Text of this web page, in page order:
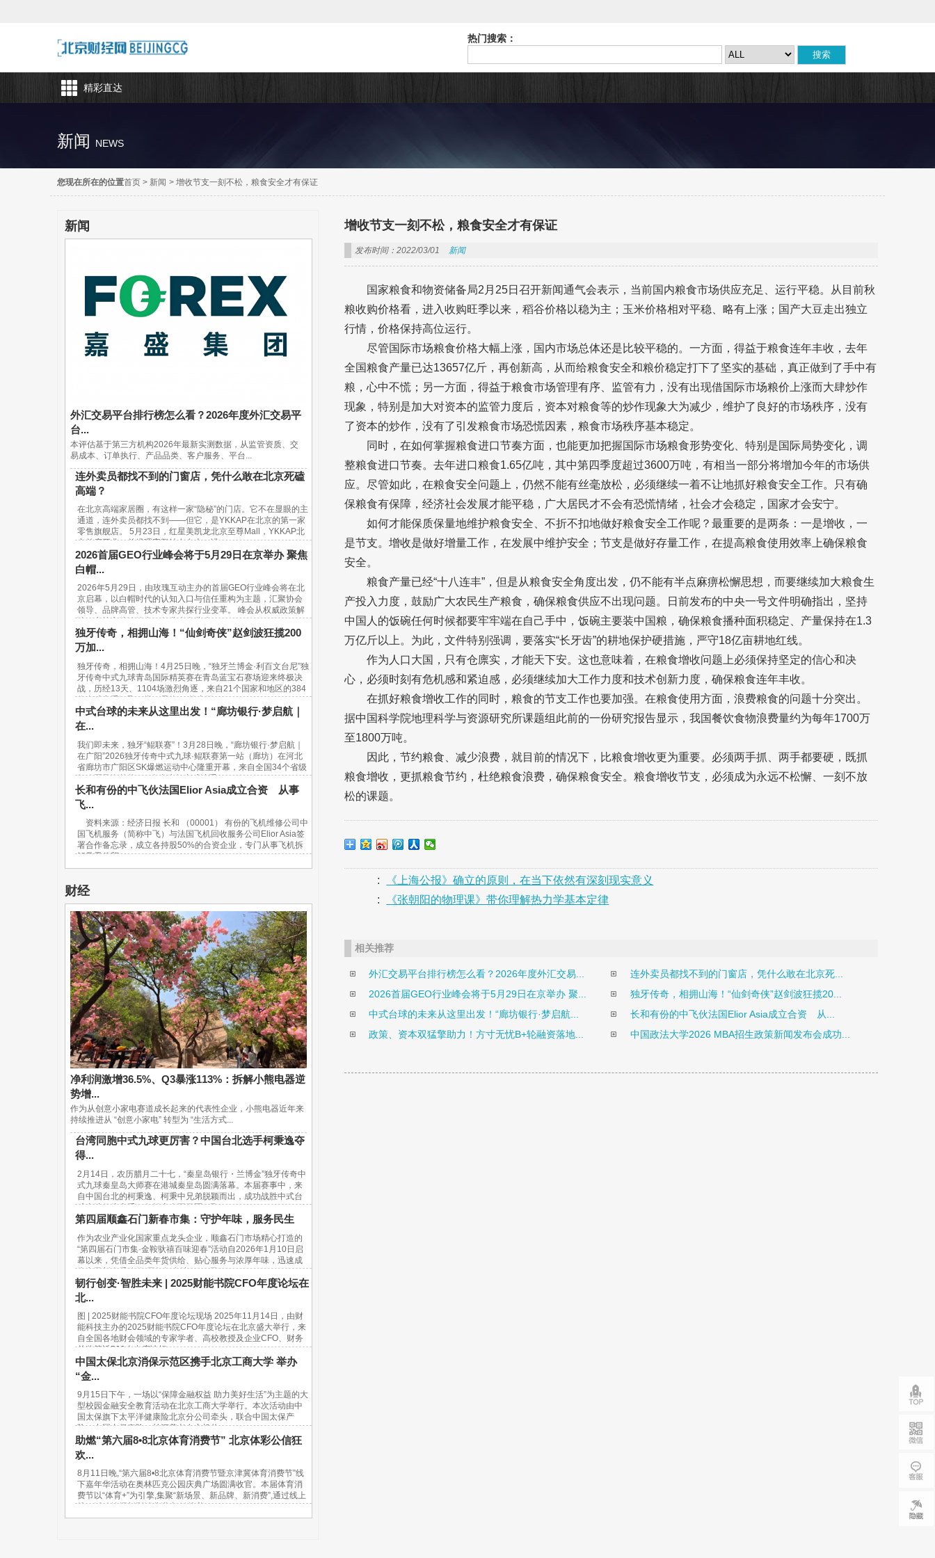
热门搜索：
精彩直达
新闻 NEWS
您现在所在的位置首页 > 新闻 > 增收节支一刻不松，粮食安全才有保证
新闻
外汇交易平台排行榜怎么看？2026年度外汇交易平
台...
本评估基于第三方机构2026年最新实测数据，从监管资质、交
易成本、订单执行、产品品类、客户服务、平台...
连外卖员都找不到的门窗店，凭什么敢在北京死磕
高端？
在北京高端家居圈，有这样一家“隐秘”的门店。它不在显眼的主
通道，连外卖员都找不到——但它，是YKKAP在北京的第一家
零售旗舰店。 5月23日，红星美凯龙北京至尊Mall，YKKAP北
京首店开业。总经理宋鹏站在台上，讲...
2026首届GEO行业峰会将于5月29日在京举办 聚焦
白帽...
2026年5月29日，由玫瑰互动主办的首届GEO行业峰会将在北
京启幕，以白帽时代的认知入口与信任重构为主题，汇聚协会
领导、品牌高管、技术专家共探行业变革。 峰会从权威政策解
读、实战方法论输出、行业生态共建...
独牙传奇，相拥山海！“仙剑奇侠”赵剑波狂揽200
万加...
独牙传奇，相拥山海！4月25日晚，“独牙兰博金·利百文台尼”独
牙传奇中式九球青岛国际精英赛在青岛蓝宝石赛场迎来终极决
战，历经13天、1104场激烈角逐，来自21个国家和地区的384
位台球高手汇聚一堂，最终，“软塞王...
中式台球的未来从这里出发！“廊坊银行·梦启航｜
在...
我们即未来，独牙“鲲联赛”！3月28日晚，“廊坊银行·梦启航｜
在广阳”2026独牙传奇中式九球·鲲联赛第一站（廊坊）在河北
省廊坊市广阳区SK爆燃运动中心隆重开幕，来自全国34个省级
行政区及海外的940名青少年台球选手...
长和有份的中飞伙法国Elior Asia成立合资 从事
飞...
资料来源：经济日报 长和 （00001） 有份的飞机维修公司中
国飞机服务（简称中飞）与法国飞机回收服务公司Elior Asia签
署合作备忘录，成立各持股50%的合资企业，专门从事飞机拆
解及零件贸...
财经
净利润激增36.5%、Q3暴涨113%：拆解小熊电器逆
势增...
作为从创意小家电赛道成长起来的代表性企业，小熊电器近年来
持续推进从 “创意小家电” 转型为 “生活方式...
台湾同胞中式九球更厉害？中国台北选手柯秉逸夺
得...
2月14日，农历腊月二十七，“秦皇岛银行・兰博金”独牙传奇中
式九球秦皇岛大师赛在港城秦皇岛圆满落幕。本届赛事中，来
自中国台北的柯秉逸、柯秉中兄弟脱颖而出，成功战胜中式台
球内地传统高手，包揽赛事冠亚军，取...
第四届顺鑫石门新春市集：守护年味，服务民生
作为农业产业化国家重点龙头企业，顺鑫石门市场精心打造的
“第四届石门市集·金鞍驮禧百味迎春”活动自2026年1月10日启
幕以来，凭借全品类年货供给、贴心服务与浓厚年味，迅速成
为市民新春采购的“网红打卡地”。37天...
韧行创变·智胜未来 | 2025财能书院CFO年度论坛在
北...
图 | 2025财能书院CFO年度论坛现场 2025年11月14日，由财
能科技主办的2025财能书院CFO年度论坛在北京盛大举行，来
自全国各地财会领域的专家学者、高校教授及企业CFO、财务
总监等近500人出席论坛。...
中国太保北京消保示范区携手北京工商大学 举办
“金...
9月15日下午，一场以“保障金融权益 助力美好生活”为主题的大
型校园金融安全教育活动在北京工商大学举行。本次活动由中
国太保旗下太平洋健康险北京分公司牵头，联合中国太保产
险、中国太保寿险、长江养老在京机构...
助燃“第六届8•8北京体育消费节” 北京体彩公信狂
欢...
8月11日晚,“第六届8•8北京体育消费节暨京津冀体育消费节”线
下嘉年华活动在奥林匹克公园庆典广场圆满收官。本届体育消
费节以“体育+”为引擎,集聚“新场景、新品牌、新消费”,通过线上
线下活动挖掘新型消费潜力,链接美...
增收节支一刻不松，粮食安全才有保证
发布时间：2022/03/01 新闻
国家粮食和物资储备局2月25日召开新闻通气会表示，当前国内粮食市场供应充足、运行平稳。从目前秋
粮收购价格看，进入收购旺季以来，稻谷价格以稳为主；玉米价格相对平稳、略有上涨；国产大豆走出独立
行情，价格保持高位运行。
尽管国际市场粮食价格大幅上涨，国内市场总体还是比较平稳的。一方面，得益于粮食连年丰收，去年
全国粮食产量已达13657亿斤，再创新高，从而给粮食安全和粮价稳定打下了坚实的基础，真正做到了手中有
粮，心中不慌；另一方面，得益于粮食市场管理有序、监管有力，没有出现借国际市场粮价上涨而大肆炒作
现象，特别是加大对资本的监管力度后，资本对粮食等的炒作现象大为减少，维护了良好的市场秩序，没有
了资本的炒作，没有了引发粮食市场恐慌因素，粮食市场秩序基本稳定。
同时，在如何掌握粮食进口节奏方面，也能更加把握国际市场粮食形势变化、特别是国际局势变化，调
整粮食进口节奏。去年进口粮食1.65亿吨，其中第四季度超过3600万吨，有相当一部分将增加今年的市场供
应。尽管如此，在粮食安全问题上，仍然不能有丝毫放松，必须继续一着不让地抓好粮食安全工作。只有确
保粮食有保障，经济社会发展才能平稳，广大居民才不会有恐慌情绪，社会才会稳定，国家才会安宁。
如何才能保质保量地维护粮食安全、不折不扣地做好粮食安全工作呢？最重要的是两条：一是增收，一
是节支。增收是做好增量工作，在发展中维护安全；节支是做好存量工作，在提高粮食使用效率上确保粮食
安全。
粮食产量已经“十八连丰”，但是从粮食安全角度出发，仍不能有半点麻痹松懈思想，而要继续加大粮食生
产投入力度，鼓励广大农民生产粮食，确保粮食供应不出现问题。日前发布的中央一号文件明确指出，坚持
中国人的饭碗任何时候都要牢牢端在自己手中，饭碗主要装中国粮，确保粮食播种面积稳定、产量保持在1.3
万亿斤以上。为此，文件特别强调，要落实“长牙齿”的耕地保护硬措施，严守18亿亩耕地红线。
作为人口大国，只有仓廪实，才能天下安。这也意味着，在粮食增收问题上必须保持坚定的信心和决
心，必须时刻有危机感和紧迫感，必须继续加大工作力度和技术创新力度，确保粮食连年丰收。
在抓好粮食增收工作的同时，粮食的节支工作也要加强。在粮食使用方面，浪费粮食的问题十分突出。
据中国科学院地理科学与资源研究所课题组此前的一份研究报告显示，我国餐饮食物浪费量约为每年1700万
至1800万吨。
因此，节约粮食、减少浪费，就目前的情况下，比粮食增收更为重要。必须两手抓、两手都要硬，既抓
粮食增收，更抓粮食节约，杜绝粮食浪费，确保粮食安全。粮食增收节支，必须成为永远不松懈、一刻不放
松的课题。
:
《上海公报》确立的原则，在当下依然有深刻现实意义
:
《张朝阳的物理课》带你理解热力学基本定律
相关推荐
外汇交易平台排行榜怎么看？2026年度外汇交易...
连外卖员都找不到的门窗店，凭什么敢在北京死...
2026首届GEO行业峰会将于5月29日在京举办 聚...
独牙传奇，相拥山海！“仙剑奇侠”赵剑波狂揽20...
中式台球的未来从这里出发！“廊坊银行·梦启航...
长和有份的中飞伙法国Elior Asia成立合资 从...
政策、资本双猛擎助力！方寸无忧B+轮融资落地...
中国政法大学2026 MBA招生政策新闻发布会成功...